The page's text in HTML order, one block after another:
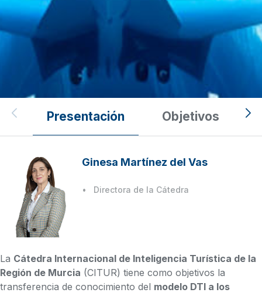
Cátedra Internacional de
Inteligencia Turística de la
Región de Murcia
Presentación Objetivos
Ginesa Martínez del Vas
Directora de la Cátedra
La Cátedra Internacional de Inteligencia Turística de la
Región de Murcia (CITUR) tiene como objetivos la
transferencia de conocimiento del modelo DTI a los